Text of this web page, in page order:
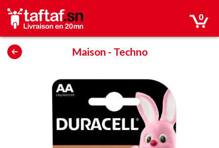
0
Maison - Techno